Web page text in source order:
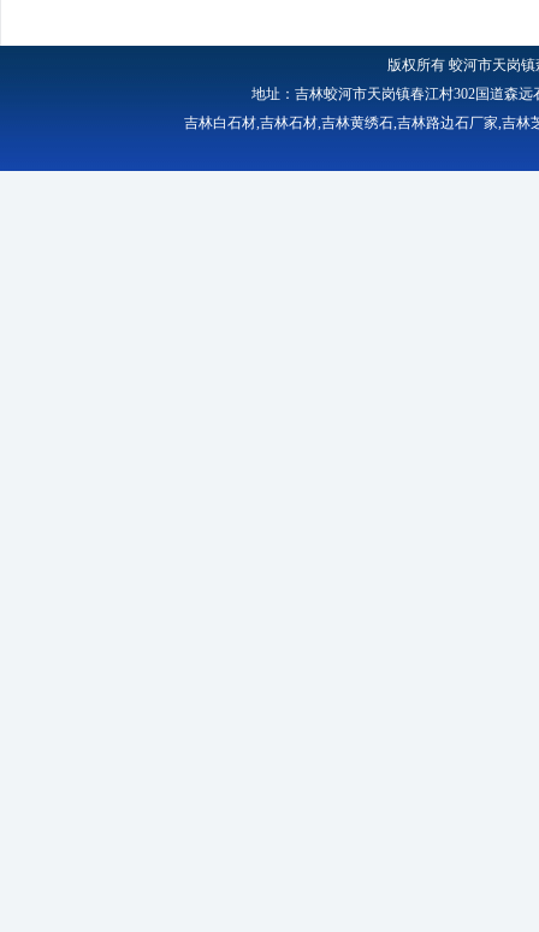
版权所有蛟河市天岗
地址：吉林蛟河市天岗镇春江村302国道森远
吉林白石材,吉林石材,吉林黄绣石,吉林路边石厂家,吉林